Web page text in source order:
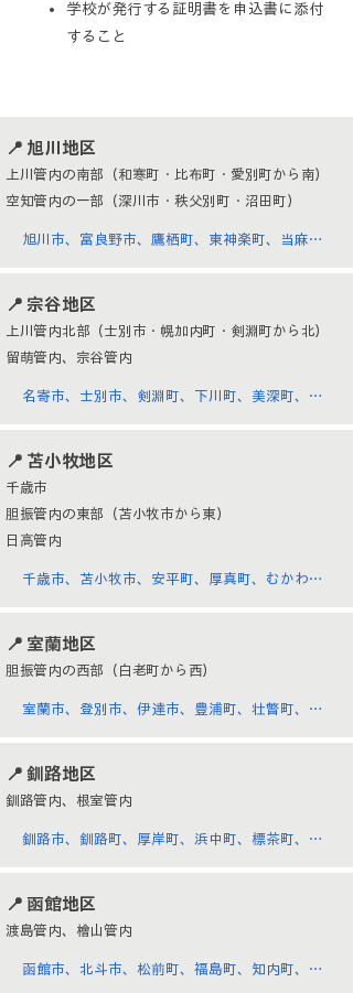
学校が発行する証明書を申込書に添付
すること
​📍 旭川地区
上川管内の南部（和寒町・比布町・愛別町から南）
空知管内の一部（深川市・秩父別町・沼田町）
旭川市、富良野市、鷹栖町、東神楽町、当麻
町、美瑛町、上富良野町、中富良野町、南富良
野町、占冠村、深川市、秩父別町、沼田町
​📍 宗谷地区
上川管内北部（士別市・幌加内町・剣淵町から北）
​留萌管内、宗谷管内
名寄市、士別市、剣淵町、下川町、美深町、音
町、小平町、苫前町、羽幌町、初山別村、遠別
町、天塩町、稚内市、猿払村、浜頓別町、中頓
別町、枝幸町、豊富町、礼文町、利尻町、利尻
富士町、幌延町
📍 苫小牧地区
千歳市
胆振管内の東部（苫小牧市から東）
​日高管内
千歳市、苫小牧市、安平町、厚真町、むかわ
町、えりも町、新ひだか町
​📍 室蘭地区
胆振管内の西部（白老町から西）
室蘭市、登別市、伊達市、豊浦町、壮瞥町、白
​📍 釧路地区
釧路管内、​根室管内
釧路市、釧路町、厚岸町、浜中町、標茶町、弟
標津町、標津町、羅臼町
​📍 函館地区
渡島管内、檜山管内
函館市、北斗市、松前町、福島町、知内町、木